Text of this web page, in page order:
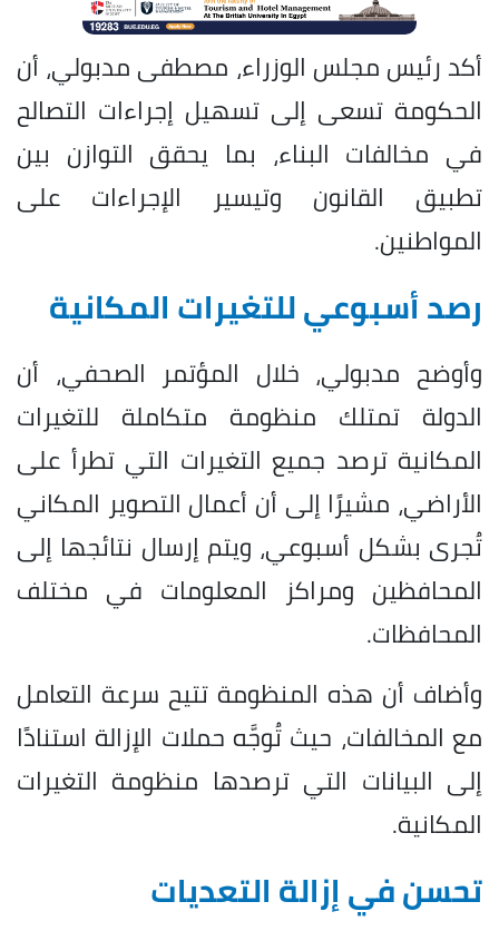
أكد رئيس مجلس الوزراء، مصطفى مدبولي، أن
الحكومة تسعى إلى تسهيل إجراءات التصالح
في مخالفات البناء، بما يحقق التوازن بين
تطبيق القانون وتيسير الإجراءات على
المواطنين.
رصد أسبوعي للتغيرات المكانية
وأوضح مدبولي، خلال المؤتمر الصحفي، أن
الدولة تمتلك منظومة متكاملة للتغيرات
المكانية ترصد جميع التغيرات التي تطرأ على
الأراضي، مشيرًا إلى أن أعمال التصوير المكاني
تُجرى بشكل أسبوعي، ويتم إرسال نتائجها إلى
المحافظين ومراكز المعلومات في مختلف
المحافظات.
وأضاف أن هذه المنظومة تتيح سرعة التعامل
مع المخالفات، حيث تُوجَّه حملات الإزالة استنادًا
إلى البيانات التي ترصدها منظومة التغيرات
المكانية.
تحسن في إزالة التعديات